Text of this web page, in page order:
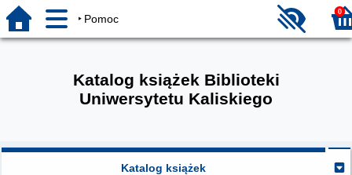
Pomoc
0
Katalog książek Biblioteki
Uniwersytetu Kaliskiego
Katalog książek